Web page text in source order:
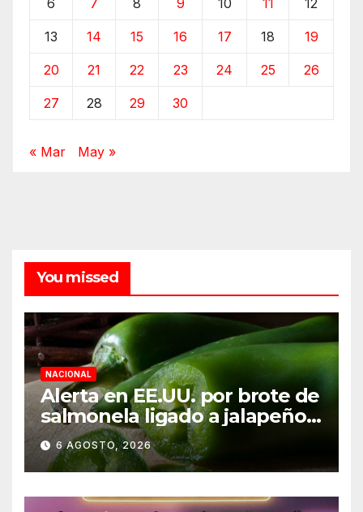
13 14 15 16 17 18 19
20 21 22 23 24 25 26
27 28 29 30
« Mar May »
You missed
NACIONAL
Alerta en EE.UU. por brote de
salmonela ligado a jalapeños
mexicanos; reportan 345
casos
6 AGOSTO, 2026